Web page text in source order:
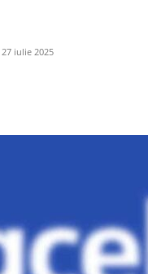
27 iulie 2025